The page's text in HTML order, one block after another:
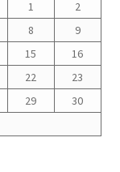
1
2
8
9
15
16
22
23
29
30